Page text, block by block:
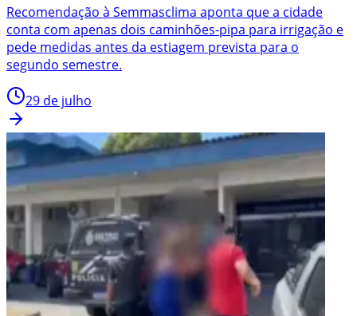
Recomendação à Semmasclima aponta que a cidade
conta com apenas dois caminhões-pipa para irrigação e
pede medidas antes da estiagem prevista para o
segundo semestre.
29 de julho